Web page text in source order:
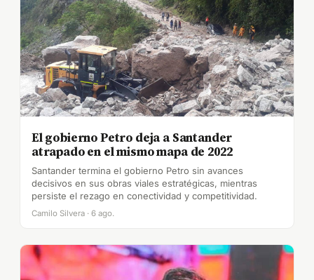
El gobierno Petro deja a Santander
atrapado en el mismo mapa de 2022
Santander termina el gobierno Petro sin avances
decisivos en sus obras viales estratégicas, mientras
persiste el rezago en conectividad y competitividad.
Camilo Silvera · 6 ago.